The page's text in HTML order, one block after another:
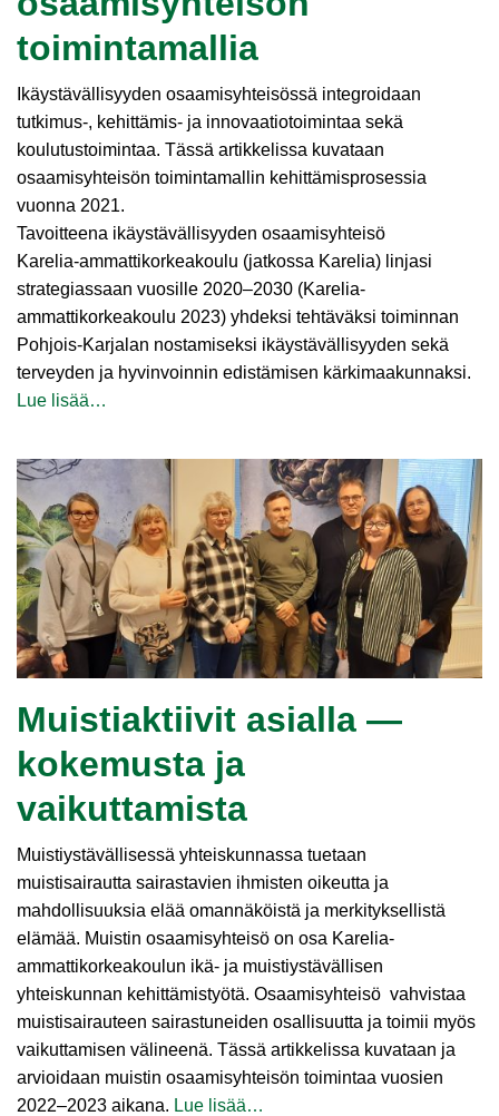
toimintamallia
Ikäystävällisyyden osaamisyhteisössä integroidaan
tutkimus‑, kehittämis- ja innovaatiotoimintaa sekä
koulutustoimintaa. Tässä artikkelissa kuvataan
osaamisyhteisön toimintamallin kehittämisprosessia
vuonna 2021.
Tavoitteena ikäystävällisyyden osaamisyhteisö
Karelia-ammattikorkeakoulu (jatkossa Karelia) linjasi
strategiassaan vuosille 2020–2030 (Karelia-
ammattikorkeakoulu 2023) yhdeksi tehtäväksi toiminnan
Pohjois-Karjalan nostamiseksi ikäystävällisyyden sekä
terveyden ja hyvinvoinnin edistämisen kärkimaakunnaksi.
Lue lisää…
Muistiaktiivit asialla —
kokemusta ja
vaikuttamista
Muistiystävällisessä yhteiskunnassa tuetaan
muistisairautta sairastavien ihmisten oikeutta ja
mahdollisuuksia elää omannäköistä ja merkityksellistä
elämää. Muistin osaamisyhteisö on osa Karelia-
ammattikorkeakoulun ikä- ja muistiystävällisen
yhteiskunnan kehittämistyötä. Osaamisyhteisö vahvistaa
muistisairauteen sairastuneiden osallisuutta ja toimii myös
vaikuttamisen välineenä. Tässä artikkelissa kuvataan ja
arvioidaan muistin osaamisyhteisön toimintaa vuosien
2022–2023 aikana. Lue lisää…